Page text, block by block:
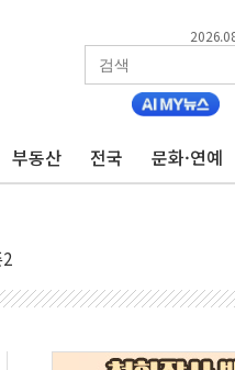
부동산 전국 문화·연예
한 표면 부식 물질"
피해 최소화 '총력 대응'
일째'..."대부분 여기서 상주"